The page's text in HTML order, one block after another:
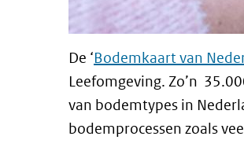
De ‘Bodemkaart van
Leefomgeving. Zo’n
van bodemtypes in
bodemprocessen zoals